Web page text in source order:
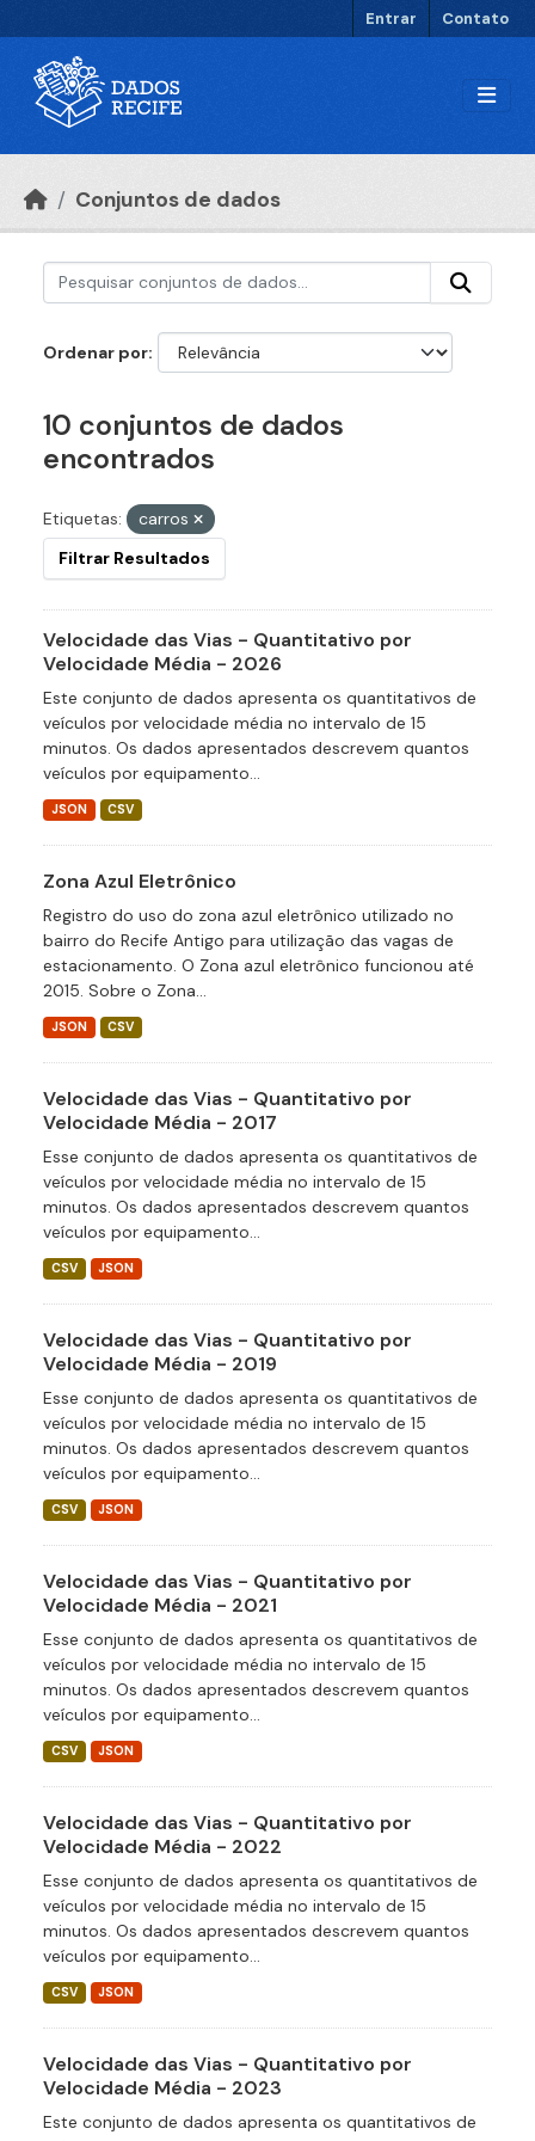
Entrar Contato
Conjuntos de dados
Ordenar por
10 conjuntos de dados
encontrados
Etiquetas:
carros
Filtrar Resultados
Velocidade das Vias - Quantitativo por
Velocidade Média - 2026
Este conjunto de dados apresenta os quantitativos de
veículos por velocidade média no intervalo de 15
minutos. Os dados apresentados descrevem quantos
veículos por equipamento...
JSON CSV
Zona Azul Eletrônico
Registro do uso do zona azul eletrônico utilizado no
bairro do Recife Antigo para utilização das vagas de
estacionamento. O Zona azul eletrônico funcionou até
2015. Sobre o Zona...
JSON CSV
Velocidade das Vias - Quantitativo por
Velocidade Média - 2017
Esse conjunto de dados apresenta os quantitativos de
veículos por velocidade média no intervalo de 15
minutos. Os dados apresentados descrevem quantos
veículos por equipamento...
CSV JSON
Velocidade das Vias - Quantitativo por
Velocidade Média - 2019
Esse conjunto de dados apresenta os quantitativos de
veículos por velocidade média no intervalo de 15
minutos. Os dados apresentados descrevem quantos
veículos por equipamento...
CSV JSON
Velocidade das Vias - Quantitativo por
Velocidade Média - 2021
Esse conjunto de dados apresenta os quantitativos de
veículos por velocidade média no intervalo de 15
minutos. Os dados apresentados descrevem quantos
veículos por equipamento...
CSV JSON
Velocidade das Vias - Quantitativo por
Velocidade Média - 2022
Esse conjunto de dados apresenta os quantitativos de
veículos por velocidade média no intervalo de 15
minutos. Os dados apresentados descrevem quantos
veículos por equipamento...
CSV JSON
Velocidade das Vias - Quantitativo por
Velocidade Média - 2023
Este conjunto de dados apresenta os quantitativos de